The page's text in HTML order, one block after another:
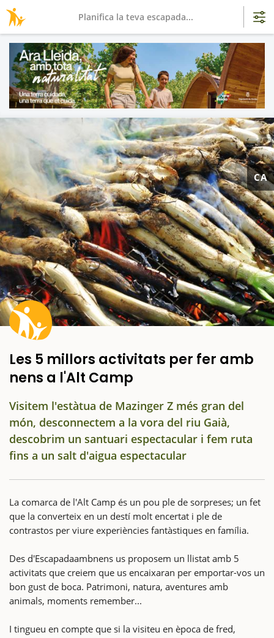
CA
Les 5 millors activitats per fer amb
nens a l'Alt Camp
Visitem l'estàtua de Mazinger Z més gran del
món, desconnectem a la vora del riu Gaià,
descobrim un santuari espectacular i fem ruta
fins a un salt d'aigua espectacular
La comarca de l'Alt Camp és un pou ple de sorpreses; un fet
que la converteix en un destí molt encertat i ple de
contrastos per viure experiències fantàstiques en família.
Des d'Escapadaambnens us proposem un llistat amb 5
activitats que creiem que us encaixaran per emportar-vos un
bon gust de boca. Patrimoni, natura, aventures amb
animals, moments remember...
I tingueu en compte que si la visiteu en època de fred,
Planifica la teva escapada...